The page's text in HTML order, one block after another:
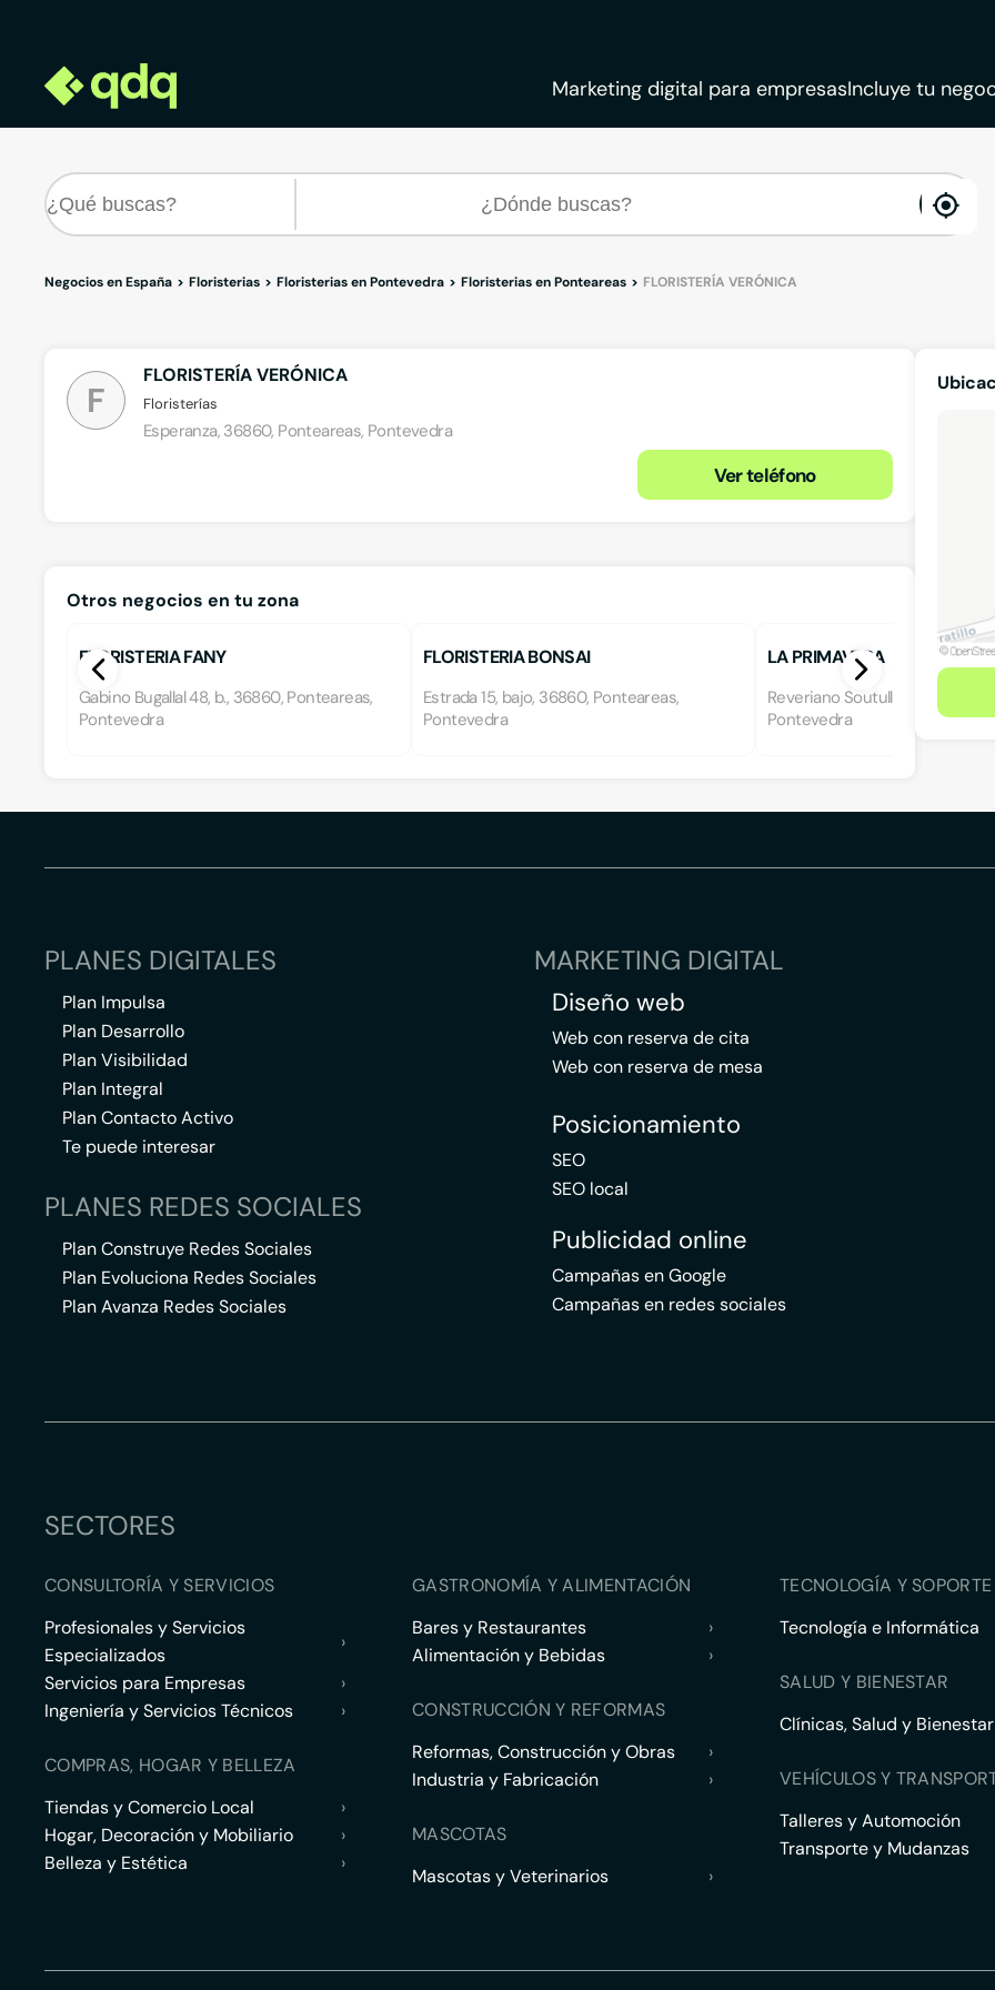
Marketing digital para empresasIncluye tu
Negocios en España Floristerias Floristerias en Pontevedra Floristerias en Ponteareas FLORISTERÍA VERÓNICA
F
FLORISTERÍA VERÓNICA
Floristerías
Esperanza, 36860, Ponteareas, Pontevedra
Ver teléfono
Otros negocios en tu zona
FLORISTERIA FANY
Gabino Bugallal 48, b., 36860, Ponteareas,
Pontevedra
FLORISTERIA BONSAI
Estrada 15, bajo, 36860, Ponteareas,
Pontevedra
LA PRIMAVERA
Reveriano Soutullo 17, 36860,
Pontevedra
PLANES DIGITALES
Plan Impulsa
Plan Desarrollo
Plan Visibilidad
Plan Integral
Plan Contacto Activo
Te puede interesar
PLANES REDES SOCIALES
Plan Construye Redes Sociales
Plan Evoluciona Redes Sociales
Plan Avanza Redes Sociales
MARKETING DIGITAL
Diseño web
Web con reserva de cita
Web con reserva de mesa
Posicionamiento
SEO
SEO local
Publicidad online
Campañas en Google
Campañas en redes sociales
SECTORES
CONSULTORÍA Y SERVICIOS
Profesionales y Servicios
Especializados
›
Servicios para Empresas
›
Ingeniería y Servicios Técnicos
›
COMPRAS, HOGAR Y BELLEZA
Tiendas y Comercio Local
›
Hogar, Decoración y Mobiliario
›
Belleza y Estética
›
GASTRONOMÍA Y ALIMENTACIÓN
Bares y Restaurantes
›
Alimentación y Bebidas
›
CONSTRUCCIÓN Y REFORMAS
Reformas, Construcción y Obras
›
Industria y Fabricación
›
MASCOTAS
Mascotas y Veterinarios
›
TECNOLOGÍA Y
Tecnología e Informática
SALUD Y BIENESTAR
Clínicas, Salud y Bienestar
VEHÍCULOS Y
Talleres y Automoción
Transporte y Mudanzas